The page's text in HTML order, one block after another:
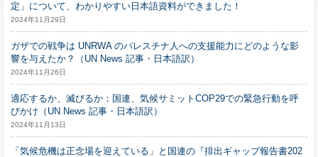
定」について、わかりやすい日本語資料ができました！
2024年11月29日
ガザでの戦争は UNRWA のパレスチナ人への支援能力にどのような影
響を与えたか？（UN News 記事・日本語訳）
2024年11月26日
適応するか、滅びるか：国連、気候サミットCOP29での緊急行動を呼
びかけ（UN News 記事・日本語訳）
2024年11月13日
「気候危機は正念場を迎えている」と国連の『排出ギャップ報告書202